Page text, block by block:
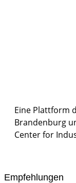
Eine Plattform
Brandenburg
Center for
Empfehlungen